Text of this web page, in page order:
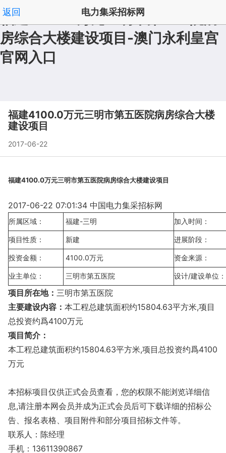
福建4100.0万元三明市第五医院病
房综合大楼建设项目-澳门永利皇宫
官网入口
返回 电力集采招标网
拟在建澳门永利皇宫澳门永利皇宫官网入口官网入口首
页| 频道列表', '取消');">
福建4100.0万元三明市第五医院病房综合大楼
建设项目
2017-06-22
福建4100.0万元三明市第五医院病房综合大楼建设项目
2017-06-22 07:01:34 中国电力集采招标网
所属区域： 福建-三明 加入时间：
项目性质： 新建 进展阶段：
投资金额： 4100.0万元 资金来源：
业主单位： 三明市第五医院 设计/建设单位：
项目所在地： 三明市第五医院
主要建设内容： 本工程总建筑面积约15804.63平方米,项目
总投资约爲4100万元
项目简介：
本工程总建筑面积约15804.63平方米,项目总投资约爲4100
万元
本招标项目仅供正式会员查看，您的权限不能浏览详细信
息,请注册本网会员并成为正式会员后可下载详细的招标公
告、报名表格、项目附件和部分项目招标文件等。
联系人：陈经理
手机：13611390867